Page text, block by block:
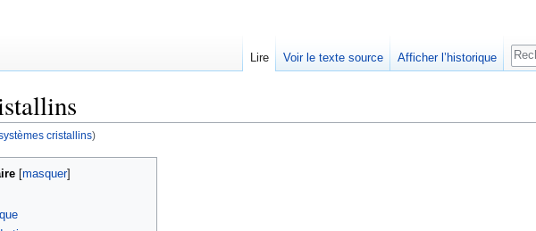
systèmes cristallins)
[masquer]
Lire Voir le texte source Afficher l’historique